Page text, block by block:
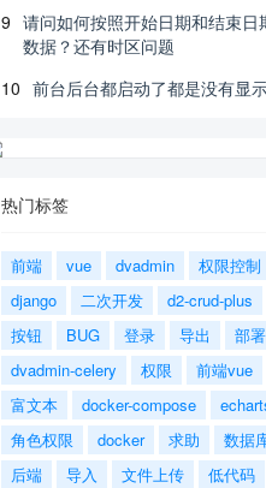
9 请问如何按照开始日期和结束日
数据？还有时区问题
10 前台后台都启动了都是没有显
热门标签
前端 vue dvadmin 权限控制
django
二次开发 d2-crud-plus
按钮
BUG 登录 导出 部署
dvadmin-celery
权限 前端vue
富文本
docker-compose
角色权限
docker 求助 数据
后端
导入 文件上传 低代码